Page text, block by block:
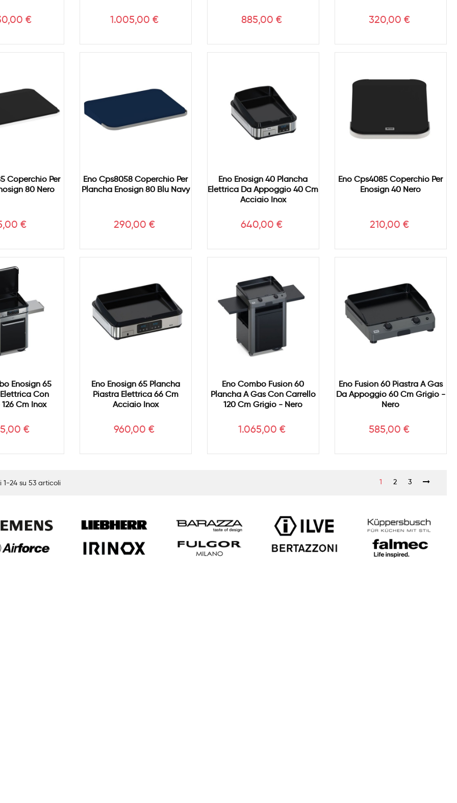
€ Prezzo
1.005,00 € Prezzo
885,00 € Prezzo
320,00 €
Coperchio Per
80 Nero
€
Eno Cps8058 Coperchio Per
Plancha Enosign 80 Blu Navy
Prezzo
290,00 €
Eno Enosign 40 Plancha
Elettrica Da Appoggio 40 Cm
Acciaio Inox
Prezzo
640,00 €
Eno Cps4085 Coperchio Per
Enosign 40 Nero
Prezzo
210,00 €
Enosign 65
Con
Cm Inox
€
Eno Enosign 65 Plancha
Piastra Elettrica 66 Cm
Acciaio Inox
Prezzo
960,00 €
Eno Combo Fusion 60
Plancha A Gas Con Carrello
120 Cm Grigio - Nero
Prezzo
1.065,00 €
Eno Fusion 60 Piastra A Gas
Da Appoggio 60 Cm Grigio -
Nero
Prezzo
585,00 €
1-24 su 53 articoli 1 2 3